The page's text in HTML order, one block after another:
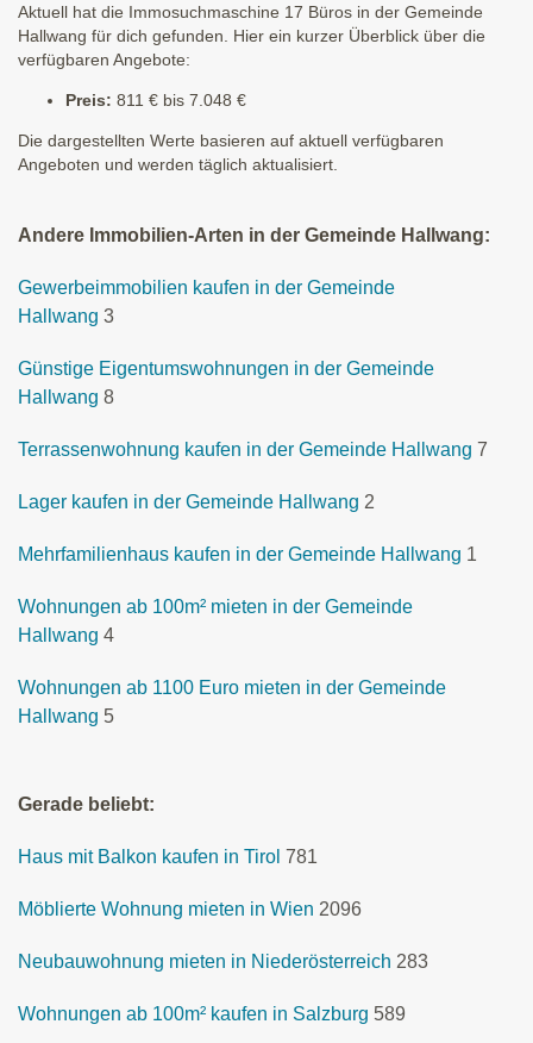
Aktuell hat die Immosuchmaschine 17 Büros in der Gemeinde
Hallwang für dich gefunden. Hier ein kurzer Überblick über die
verfügbaren Angebote:
Preis: 811 € bis 7.048 €
Die dargestellten Werte basieren auf aktuell verfügbaren
Angeboten und werden täglich aktualisiert.
Andere Immobilien-Arten in der Gemeinde Hallwang:
Gewerbeimmobilien kaufen in der Gemeinde
Hallwang 3
Günstige Eigentumswohnungen in der Gemeinde
Hallwang 8
Terrassenwohnung kaufen in der Gemeinde Hallwang 7
Lager kaufen in der Gemeinde Hallwang 2
Mehrfamilienhaus kaufen in der Gemeinde Hallwang 1
Wohnungen ab 100m² mieten in der Gemeinde
Hallwang 4
Wohnungen ab 1100 Euro mieten in der Gemeinde
Hallwang 5
Gerade beliebt:
Haus mit Balkon kaufen in Tirol 781
Möblierte Wohnung mieten in Wien 2096
Neubauwohnung mieten in Niederösterreich 283
Wohnungen ab 100m² kaufen in Salzburg 589